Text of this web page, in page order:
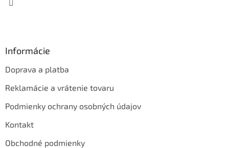
Informácie
Doprava a platba
Reklamácie a vrátenie tovaru
Podmienky ochrany osobných údajov
Kontakt
Obchodné podmienky